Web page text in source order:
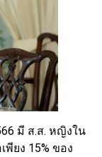
มี ส.ส. หญิงใน
ยง 15% ของ